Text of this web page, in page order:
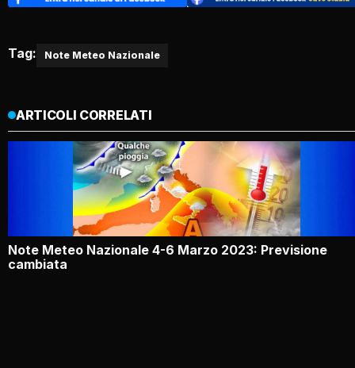
Tag: Note Meteo Nazionale
ARTICOLI CORRELATI
Note Meteo Nazionale 4-6 Marzo 2023: Previsione
cambiata